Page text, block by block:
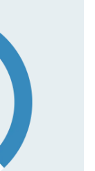
ださい。